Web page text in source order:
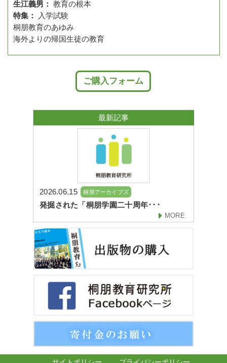
生江義男： 教育の根本
特集：
入学試験
桐朋教育のあゆみ
海外よりの帰国生徒の教育
ご購入フォーム
最新記事
2026.06.15 桐朋アーカイブズ
発掘された「桐朋学園二十周年･･･
MORE